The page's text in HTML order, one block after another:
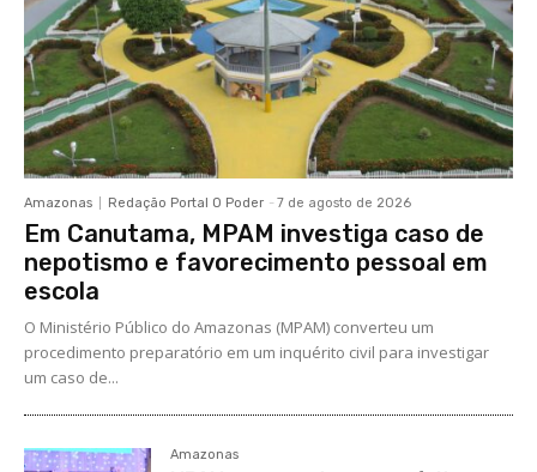
Amazonas Redação Portal O Poder - 7 de agosto de 2026
Em Canutama, MPAM investiga caso de
nepotismo e favorecimento pessoal em
escola
O Ministério Público do Amazonas (MPAM) converteu um
procedimento preparatório em um inquérito civil para investigar
um caso de...
Amazonas